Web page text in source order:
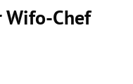
Wifo-Chef